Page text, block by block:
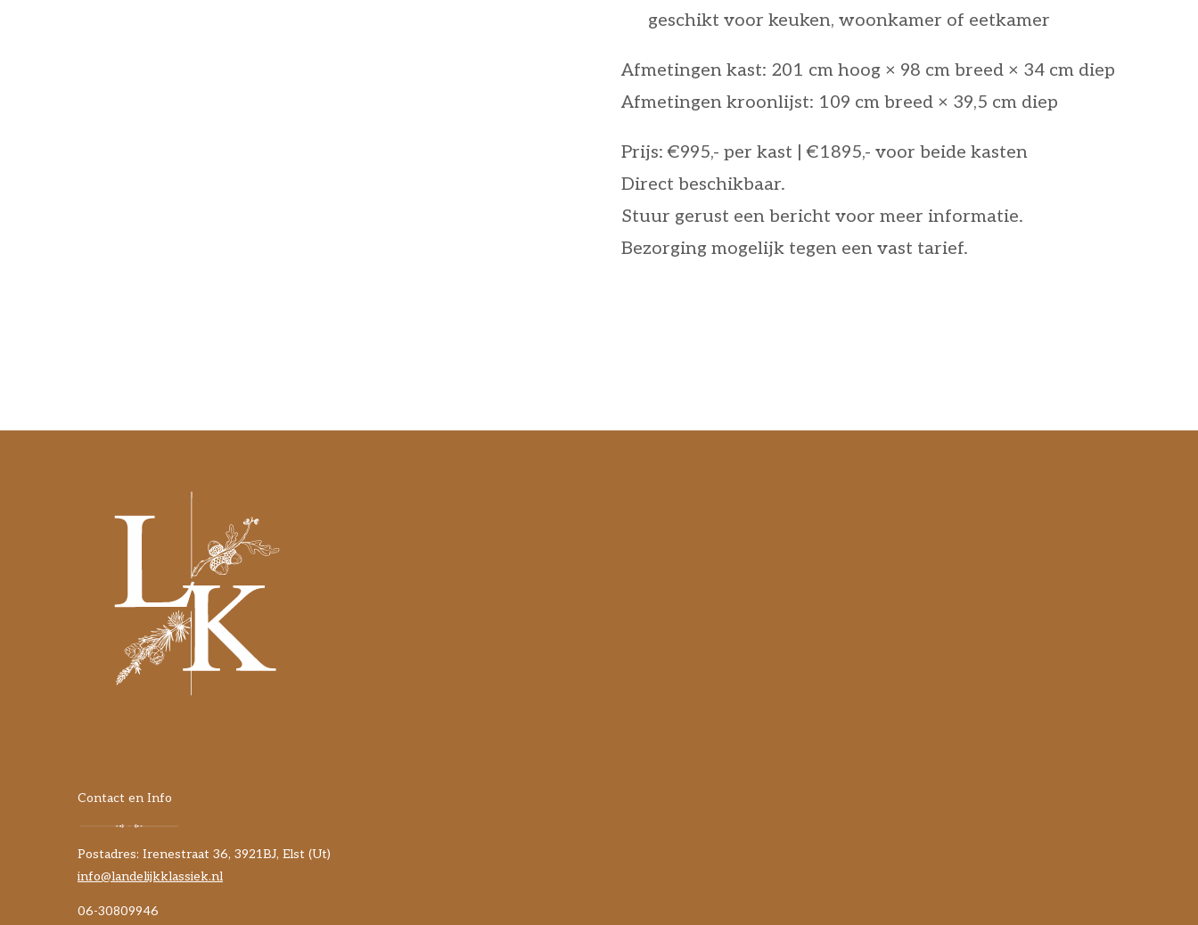
geschikt voor keuken, woonkamer of eetkamer
Afmetingen kast: 201 cm hoog × 98 cm breed × 34 cm diep
Afmetingen kroonlijst: 109 cm breed × 39,5 cm diep
Prijs: €995,- per kast | €1895,- voor beide kasten
Direct beschikbaar.
Stuur gerust een bericht voor meer informatie.
Bezorging mogelijk tegen een vast tarief.
Contact en Info
Postadres: Irenestraat 36, 3921BJ, Elst (Ut)
info@landelijkklassiek.nl
06-30809946